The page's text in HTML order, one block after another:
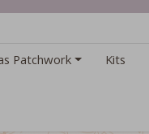
Patchwork Kits